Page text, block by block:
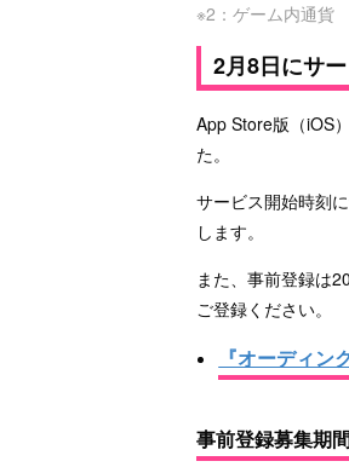
※2：ゲーム内通貨
2月8日にサ
App Store版（iOS
た。
サービス開始時刻
します。
また、事前登録は
ご登録ください。
『オーディン
事前登録募集期